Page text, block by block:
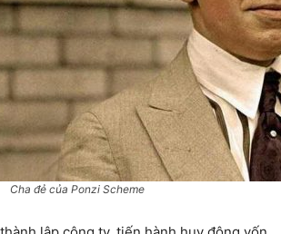
Cha đẻ của Ponzi Scheme